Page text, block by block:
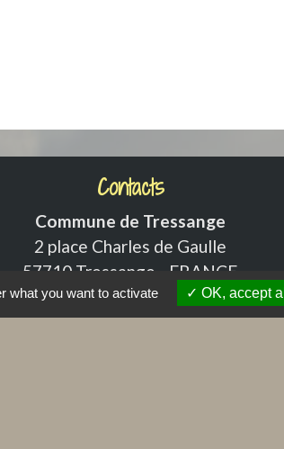
Contacts
Commune de Tressange
2 place Charles de Gaulle
57710 Tressange - FRANCE
+33 3 82 59 10 30
what you want to activate OK, accept all